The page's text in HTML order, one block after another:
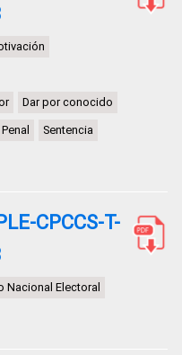
Dar por conocido
Sentencia
CPCCS-T-
Nacional Electoral